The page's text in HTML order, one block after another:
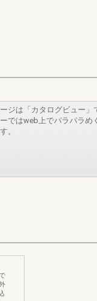
ジは「カタログビュー」
ではweb上でパラパラめ
。